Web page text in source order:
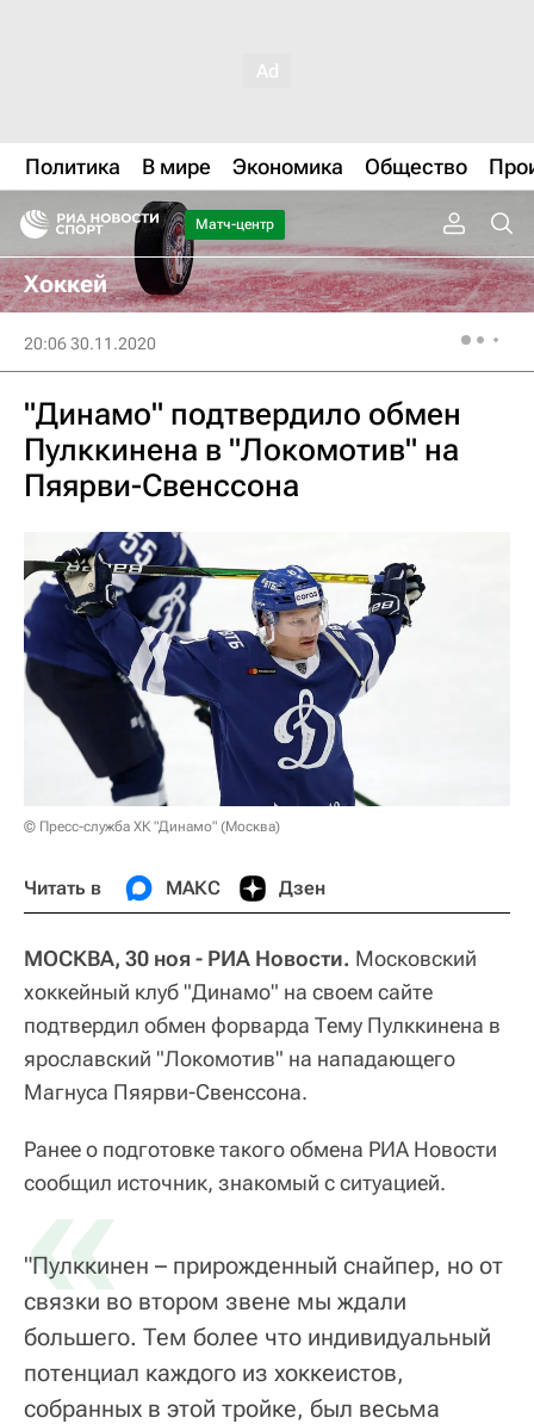
Политика В мире Экономика Общество
Матч-центр
Хоккей
20:06 30.11.2020
"Динамо" подтвердило обмен
Пулккинена в "Локомотив" на
Пяярви-Свенссона
© Пресс-служба ХК "Динамо" (Москва)
Читать в МАКС Дзен
МОСКВА, 30 ноя - РИА Новости. Московский
хоккейный клуб "Динамо" на своем сайте
подтвердил обмен форварда Тему Пулккинена в
ярославский "Локомотив" на нападающего
Магнуса Пяярви-Свенссона.
Ранее о подготовке такого обмена РИА Новости
сообщил источник, знакомый с ситуацией.
«
"Пулккинен – прирожденный снайпер, но от
связки во втором звене мы ждали
большего. Тем более что индивидуальный
потенциал каждого из хоккеистов,
собранных в этой тройке, был весьма